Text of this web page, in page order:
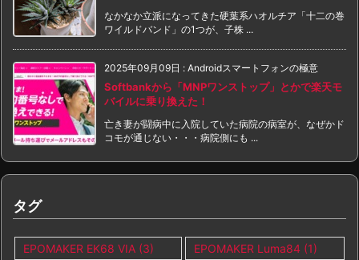
なかなか立派になってきた硬葉系ハオルチア「十二の巻
ワイルドバンド」の1つが、子株 ...
2025年09月09日 : Androidスマートフォンの極意
Softbankから「MNPワンストップ」とかで楽天モ
バイルに乗り換えた！
亡き妻が闘病中に入院していた病院の病室が、なぜかド
コモが通じない・・・病院側にも ...
タグ
EPOMAKER EK68 VIA (3) EPOMAKER Luma84(1)